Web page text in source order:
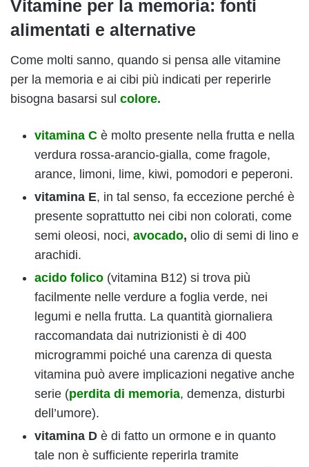
Vitamine per la memoria: fonti
alimentati e alternative
Come molti sanno, quando si pensa alle vitamine
per la memoria e ai cibi più indicati per reperirle
bisogna basarsi sul colore.
vitamina C è molto presente nella frutta e nella
verdura rossa-arancio-gialla, come fragole,
arance, limoni, lime, kiwi, pomodori e peperoni.
vitamina E, in tal senso, fa eccezione perché è
presente soprattutto nei cibi non colorati, come
semi oleosi, noci, avocado, olio di semi di lino e
arachidi.
acido folico (vitamina B12) si trova più
facilmente nelle verdure a foglia verde, nei
legumi e nella frutta. La quantità giornaliera
raccomandata dai nutrizionisti è di 400
microgrammi poiché una carenza di questa
vitamina può avere implicazioni negative anche
serie (perdita di memoria, demenza, disturbi
dell’umore).
vitamina D è di fatto un ormone e in quanto
tale non è sufficiente reperirla tramite